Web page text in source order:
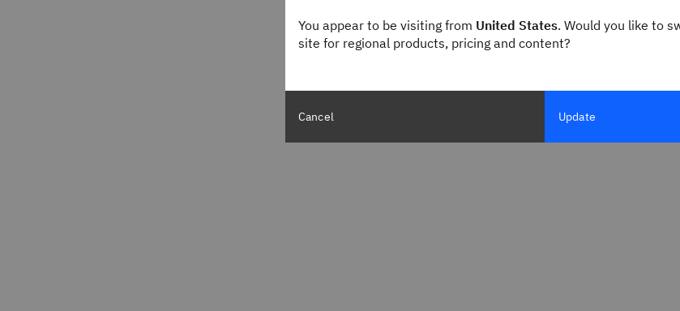
Manfaatkan
dengan cepat
You appear to be visiting from United States. Would you like to
site for regional products, pricing and content?
Cancel Update